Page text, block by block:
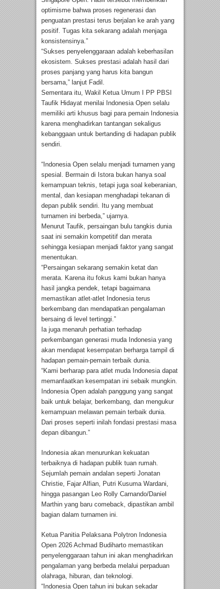
optimisme bahwa proses regenerasi dan
penguatan prestasi terus berjalan ke arah yang
positif. Tugas kita sekarang adalah menjaga
konsistensinya.”
“Sukses penyelenggaraan adalah keberhasilan
ekosistem. Sukses prestasi adalah hasil dari
proses panjang yang harus kita bangun
bersama,” lanjut Fadil.
Sementara itu, Wakil Ketua Umum I PP PBSI
Taufik Hidayat menilai Indonesia Open selalu
memiliki arti khusus bagi para pemain Indonesia
karena menghadirkan tantangan sekaligus
kebanggaan untuk bertanding di hadapan publik
sendiri.
“Indonesia Open selalu menjadi turnamen yang
spesial. Bermain di Istora bukan hanya soal
kemampuan teknis, tetapi juga soal keberanian,
mental, dan kesiapan menghadapi tekanan di
depan publik sendiri. Itu yang membuat
turnamen ini berbeda,” ujarnya.
Menurut Taufik, persaingan bulu tangkis dunia
saat ini semakin kompetitif dan merata
sehingga kesiapan menjadi faktor yang sangat
menentukan.
“Persaingan sekarang semakin ketat dan
merata. Karena itu fokus kami bukan hanya
hasil jangka pendek, tetapi bagaimana
memastikan atlet-atlet Indonesia terus
berkembang dan mendapatkan pengalaman
bersaing di level tertinggi.”
Ia juga menaruh perhatian terhadap
perkembangan generasi muda Indonesia yang
akan mendapat kesempatan berharga tampil di
hadapan pemain-pemain terbaik dunia.
“Kami berharap para atlet muda Indonesia dapat
memanfaatkan kesempatan ini sebaik mungkin.
Indonesia Open adalah panggung yang sangat
baik untuk belajar, berkembang, dan mengukur
kemampuan melawan pemain terbaik dunia.
Dari proses seperti inilah fondasi prestasi masa
depan dibangun.”
Indonesia akan menurunkan kekuatan
terbaiknya di hadapan publik tuan rumah.
Sejumlah pemain andalan seperti Jonatan
Christie, Fajar Alfian, Putri Kusuma Wardani,
hingga pasangan Leo Rolly Carnando/Daniel
Marthin yang baru comeback, dipastikan ambil
bagian dalam turnamen ini.
Ketua Panitia Pelaksana Polytron Indonesia
Open 2026 Achmad Budiharto memastikan
penyelenggaraan tahun ini akan menghadirkan
pengalaman yang berbeda melalui perpaduan
olahraga, hiburan, dan teknologi.
“Indonesia Open tahun ini bukan sekadar